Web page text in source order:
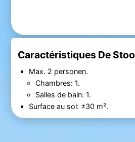
Caractéristiques De
Max. 2 personen.
Chambres: 1.
Salles de bain: 1.
Surface au sol: ±30 m².